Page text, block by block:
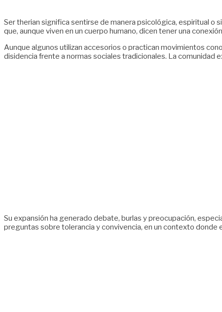
Ser therian significa sentirse de manera psicológica, espiritual o
que, aunque viven en un cuerpo humano, dicen tener una
Aunque algunos utilizan accesorios o practican movimientos
disidencia frente a normas sociales tradicionales. La
Su expansión ha generado debate, burlas y preocupación,
preguntas sobre tolerancia y convivencia, en un contexto